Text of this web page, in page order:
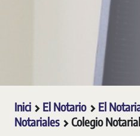
Inici El Notario El
Notariales
Colegio